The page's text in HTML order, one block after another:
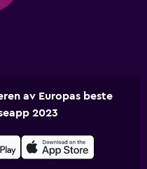
av Europas beste
2023